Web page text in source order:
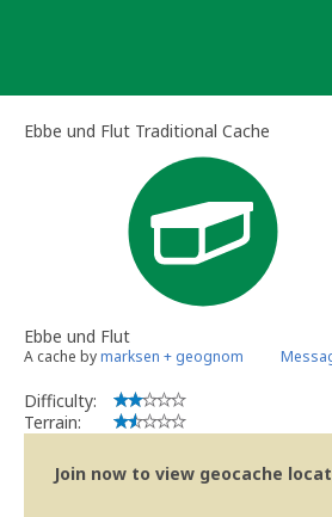
Ebbe und Flut Traditional Cache
Ebbe und Flut
A cache bymarksen + geognom
Difficulty:
Terrain:
Join now to view geocache